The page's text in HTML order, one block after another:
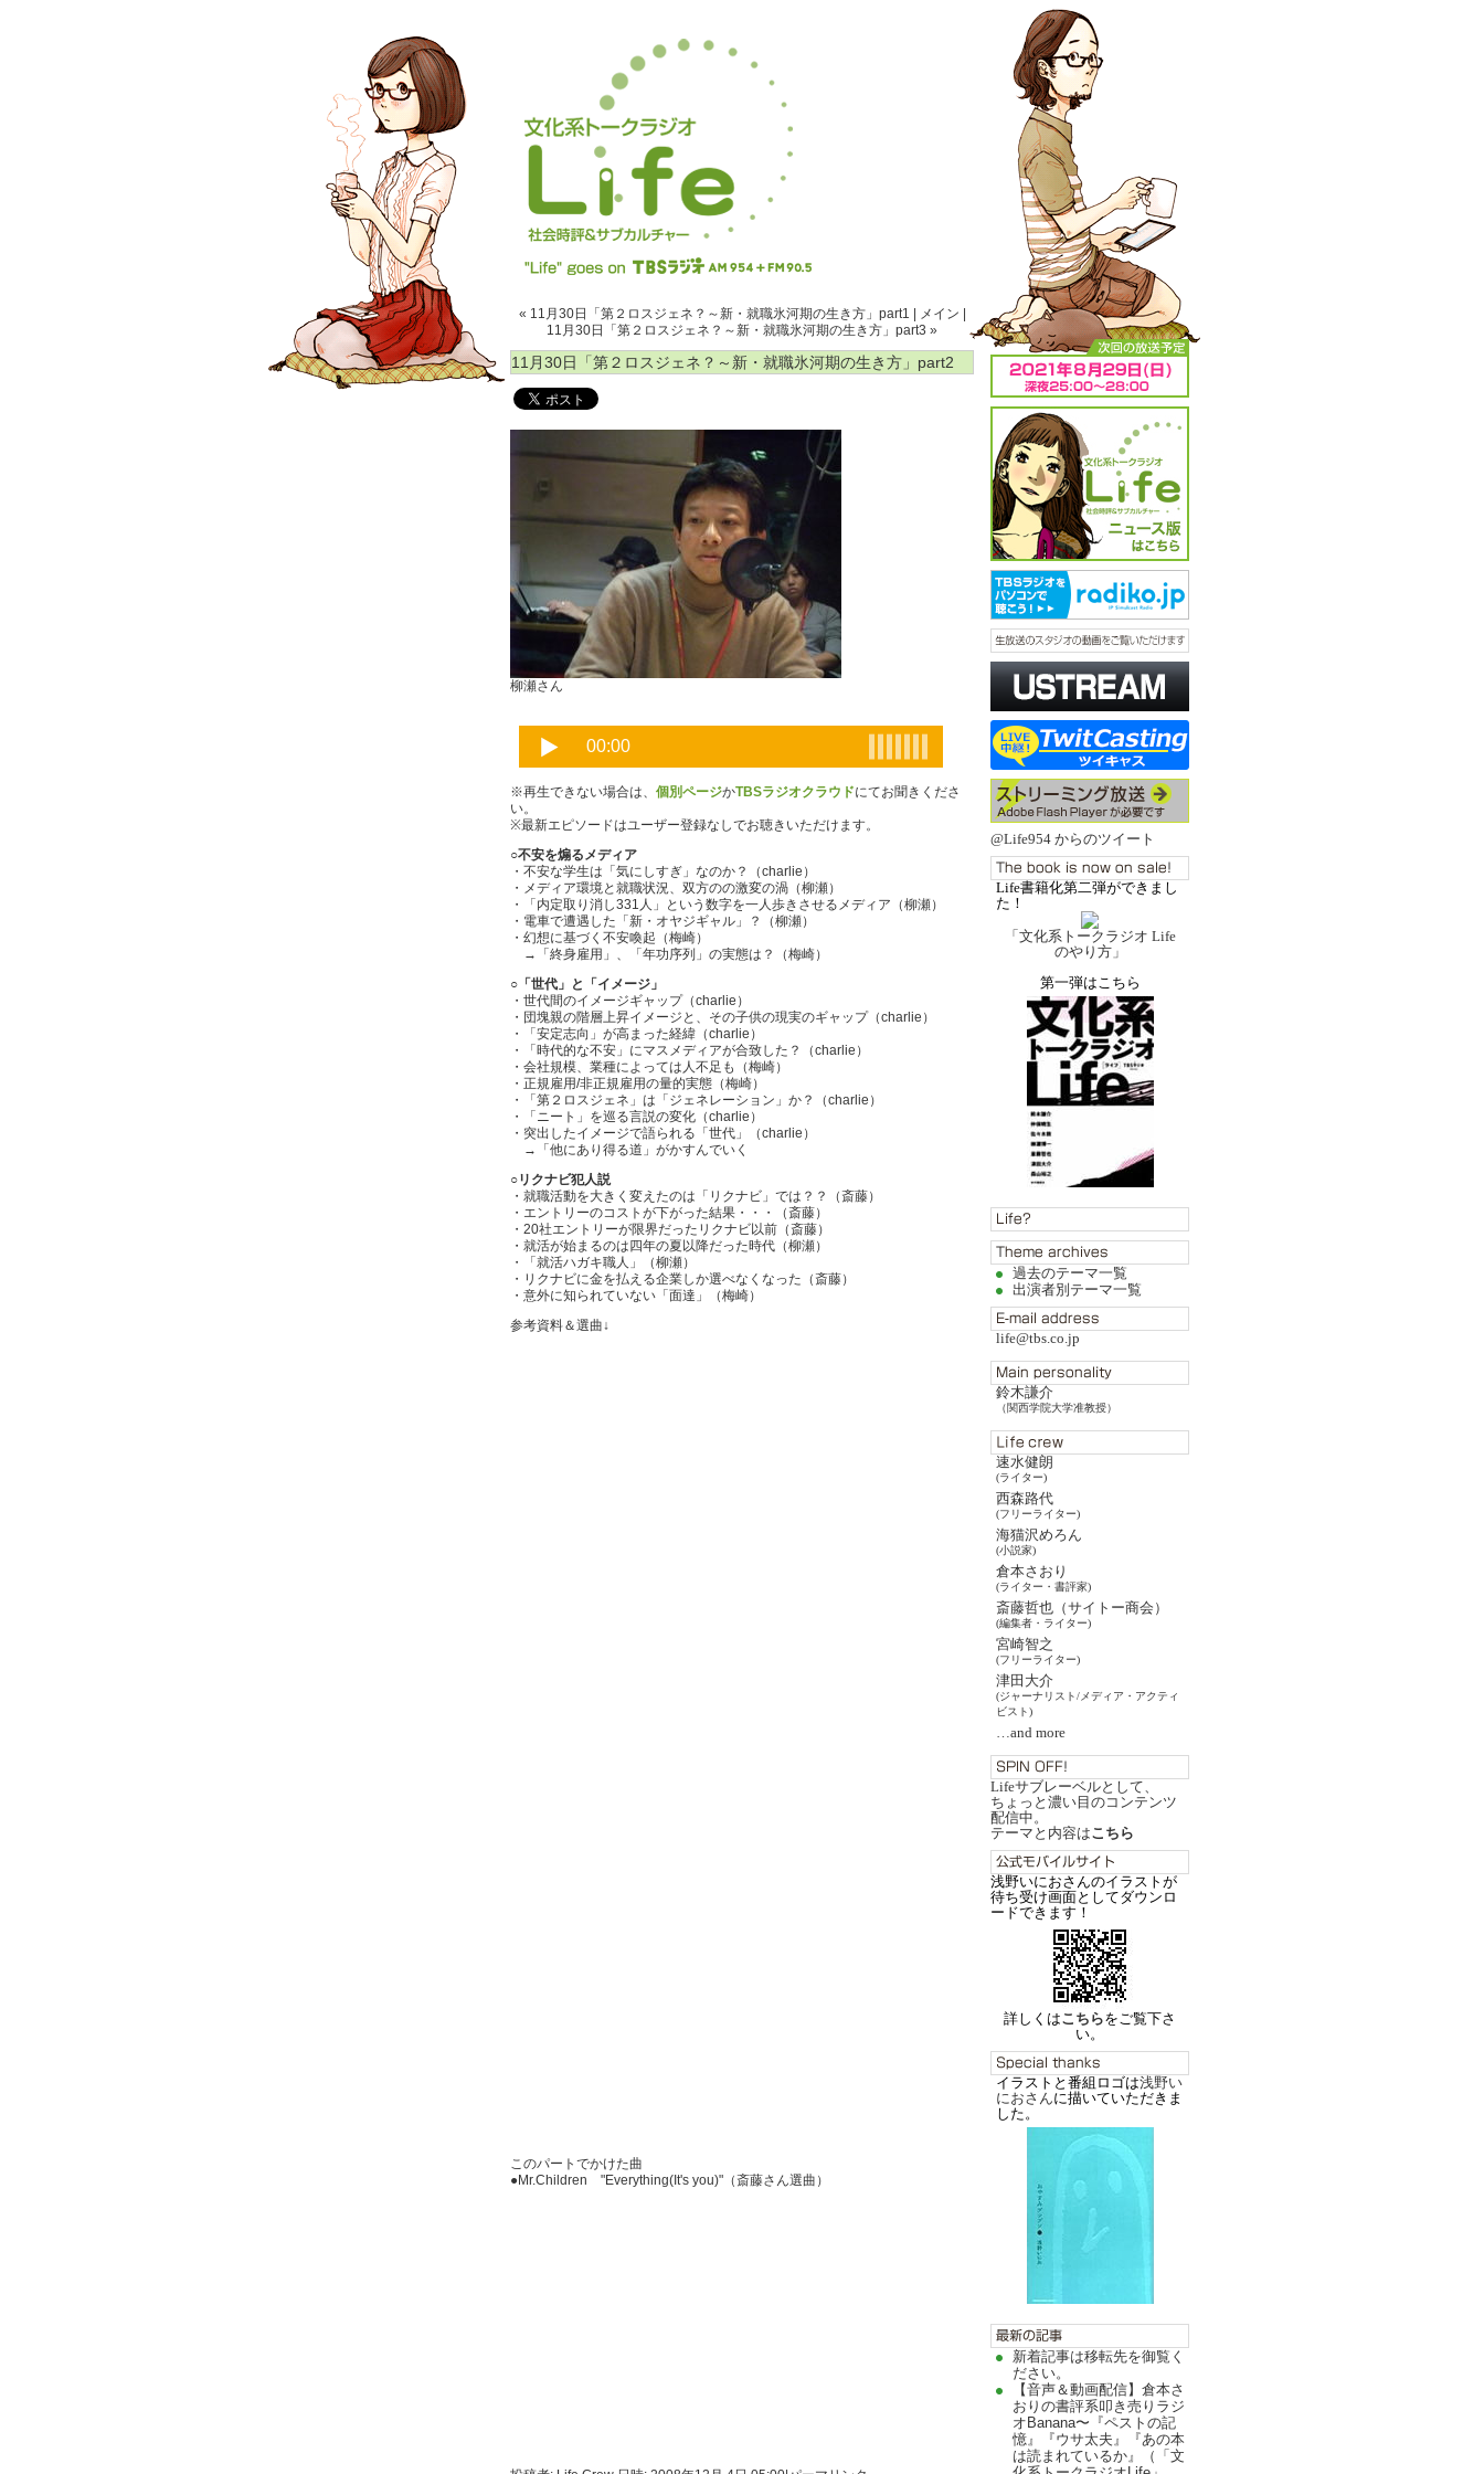
@Life954 からのツイート
Life書籍化第二弾ができまし
た！
「文化系トークラジオ Life
のやり方」
第一弾はこちら
過去のテーマ一覧
出演者別テーマ一覧
life@tbs.co.jp
鈴木謙介
（関西学院大学准教授）
速水健朗
(ライター)
西森路代
(フリーライター)
海猫沢めろん
(小説家)
倉本さおり
(ライター・書評家)
斎藤哲也（サイトー商会）
(編集者・ライター)
宮崎智之
(フリーライター)
津田大介
(ジャーナリスト/メディア・アクティ
ビスト)
…and more
Lifeサブレーベルとして、
ちょっと濃い目のコンテンツ
配信中。
テーマと内容はこちら
浅野いにおさんのイラストが
待ち受け画面としてダウンロ
ードできます！
詳しくはこちらをご覧下さ
い。
イラストと番組ロゴは浅野い
におさんに描いていただきま
した。
新着記事は移転先を御覧く
ださい。
【音声＆動画配信】倉本さ
おりの書評系叩き売りラジ
オBanana〜『ペストの記
憶』『ウサ太夫』『あの本
は読まれているか』（「文
« 11月30日「第２ロスジェネ？～新・就職氷河期の生き方」part1 メイン
11月30日「第２ロスジェネ？～新・就職氷河期の生き方」part3 »
11月30日「第２ロスジェネ？～新・就職氷河期の生き方」part2
柳瀬さん
※再生できない場合は、 個別ページかTBSラジオクラウドにてお聞きくださ
い。
※最新エピソードはユーザー登録なしでお聴きいただけます。
○不安を煽るメディア
・不安な学生は「気にしすぎ」なのか？（charlie）
・メディア環境と就職状況、双方のの激変の渦（柳瀬）
・「内定取り消し331人」という数字を一人歩きさせるメディア（柳瀬）
・電車で遭遇した「新・オヤジギャル」？（柳瀬）
・幻想に基づく不安喚起（梅崎）
→「終身雇用」、「年功序列」の実態は？（梅崎）
○「世代」と「イメージ」
・世代間のイメージギャップ（charlie）
・団塊親の階層上昇イメージと、その子供の現実のギャップ（charlie）
・「安定志向」が高まった経緯（charlie）
・「時代的な不安」にマスメディアが合致した？（charlie）
・会社規模、業種によっては人不足も（梅崎）
・正規雇用/非正規雇用の量的実態（梅崎）
・「第２ロスジェネ」は「ジェネレーション」か？（charlie）
・「ニート」を巡る言説の変化（charlie）
・突出したイメージで語られる「世代」（charlie）
→「他にあり得る道」がかすんでいく
○リクナビ犯人説
・就職活動を大きく変えたのは「リクナビ」では？？（斎藤）
・エントリーのコストが下がった結果・・・（斎藤）
・20社エントリーが限界だったリクナビ以前（斎藤）
・就活が始まるのは四年の夏以降だった時代（柳瀬）
・「就活ハガキ職人」（柳瀬）
・リクナビに金を払える企業しか選べなくなった（斎藤）
・意外に知られていない「面達」（梅崎）
参考資料＆選曲↓
このパートでかけた曲
●Mr.Children "Everything(It's you)"（斎藤さん選曲）